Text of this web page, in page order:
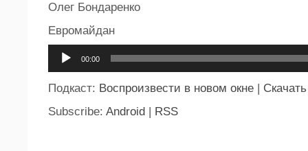
Олег Бондаренко
Евромайдан
00:00
Подкаст: Воспроизвести в новом окне | Скачать
Subscribe: Android | RSS